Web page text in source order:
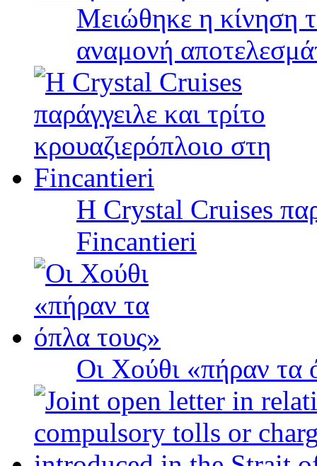
Μειώθηκε η κίνηση
αναμονή
Η Crystal Cruises
Fincantieri
Οι Χούθι «πήραν τα